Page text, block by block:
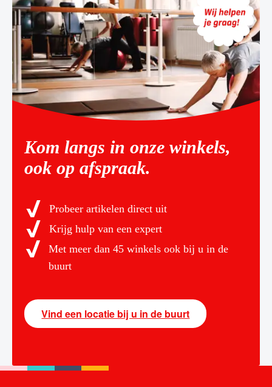
Kom langs in onze winkels,
ook op afspraak.
Probeer artikelen direct uit
Krijg hulp van een expert
Met meer dan 45 winkels ook bij u in de
buurt
Vind een locatie bij u in de buurt